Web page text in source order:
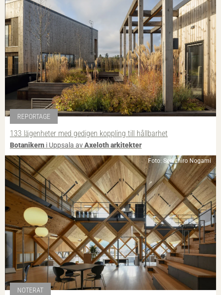
REPORTAGE
133 lägenheter med gedigen koppling till hållbarhet
Botanikern i Uppsala avAxeloth arkitekter
Foto: Senichiro Nogami
NOTERAT